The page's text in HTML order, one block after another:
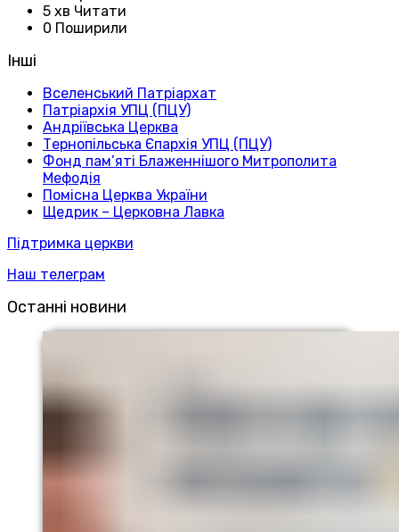
5 хв Читати
0 Поширили
Інші
Вселенський Патріархат
Патріархія УПЦ (ПЦУ)
Андріївська Церква
Тернопільська Єпархія УПЦ (ПЦУ)
Фонд пам’яті Блаженнішого Митрополита
Мефодія
Помісна Церква України
Щедрик – Церковна Лавка
Підтримка церкви
Наш телеграм
Останні новини